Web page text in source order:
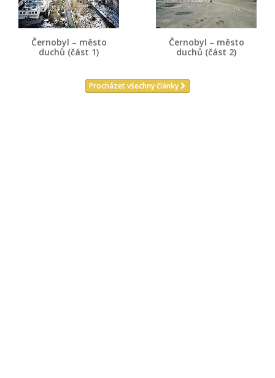
Černobyl – město
duchů (část 1)
Černobyl – město
duchů (část 2)
Procházet všechny články